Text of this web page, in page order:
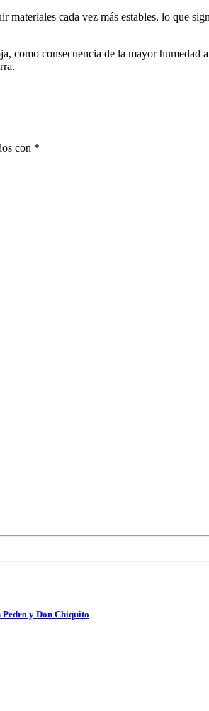
materiales cada vez más estables, lo que
como consecuencia de la mayor
con *
Pedro y Don Chiquito